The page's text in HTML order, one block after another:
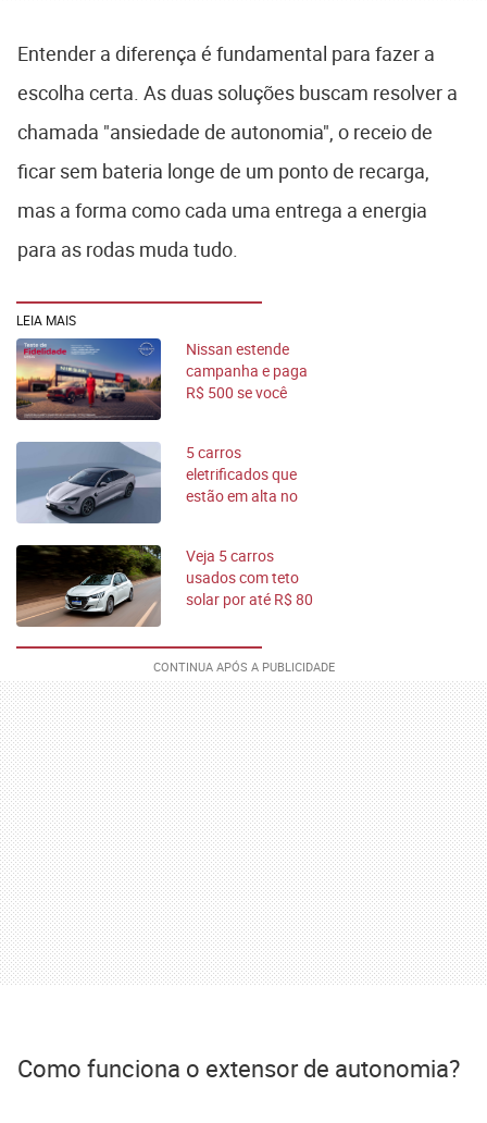
Entender a diferença é fundamental para fazer a
escolha certa. As duas soluções buscam resolver a
chamada "ansiedade de autonomia", o receio de
ficar sem bateria longe de um ponto de recarga,
mas a forma como cada uma entrega a energia
para as rodas muda tudo.
LEIA MAIS
Nissan estende
campanha e paga
R$ 500 se você
5 carros
eletrificados que
estão em alta no
Veja 5 carros
usados com teto
solar por até R$ 80
Como funciona o extensor de autonomia?